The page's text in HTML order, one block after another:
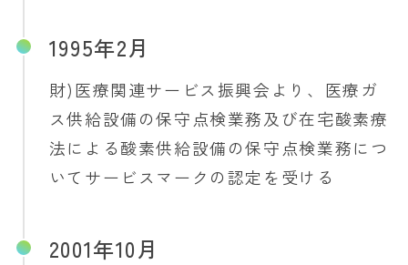
1995年2月
財)医療関連サービス振興会より、医療ガ
ス供給設備の保守点検業務及び在宅酸素療
法による酸素供給設備の保守点検業務につ
いてサービスマークの認定を受ける
2001年10月